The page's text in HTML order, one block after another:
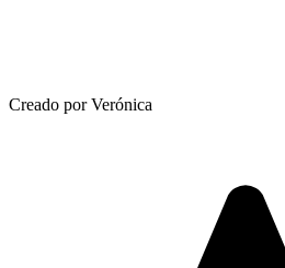
Creado por Verónica